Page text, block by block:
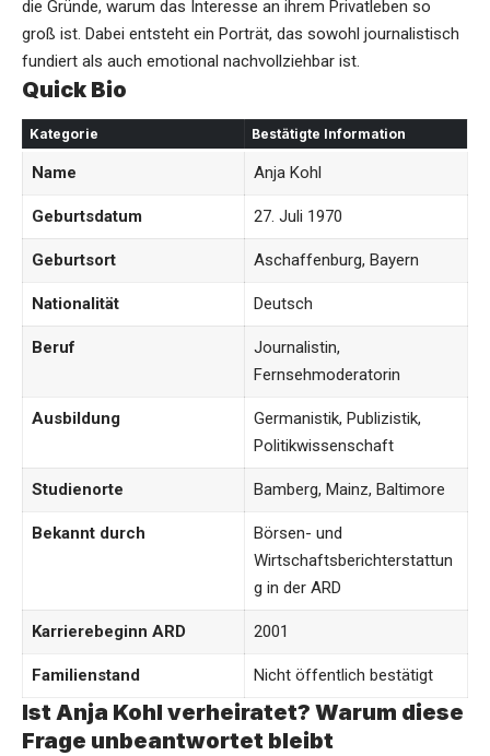
die Gründe, warum das Interesse an ihrem Privatleben so
groß ist. Dabei entsteht ein Porträt, das sowohl journalistisch
fundiert als auch emotional nachvollziehbar ist.
Quick Bio
Kategorie Bestätigte Information
Name Anja Kohl
Geburtsdatum 27. Juli 1970
Geburtsort Aschaffenburg, Bayern
Nationalität Deutsch
Beruf
Journalistin,
Fernsehmoderatorin
Ausbildung
Germanistik, Publizistik,
Politikwissenschaft
Studienorte Bamberg, Mainz, Baltimore
Bekannt durch
Börsen- und
Wirtschaftsberichterstattun
g in der ARD
Karrierebeginn ARD 2001
Familienstand Nicht öffentlich bestätigt
Ist Anja Kohl verheiratet? Warum diese
Frage unbeantwortet bleibt